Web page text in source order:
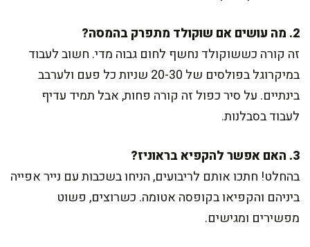
2. מה עושים אם שוקולד מתפרק בהמסה?
זה קורה כששוקולד נחשף לחום גבוה מדי. חשוב לעבוד
במיקרוגל בפולסים של 20-30 שניות כל פעם ולערבב
בינתיים. על סיר כפול זה קורה פחות, אבל תמיד עדיף
לעבוד בסבלנות.
3. האם אפשר להקפיא בראוניז?
בהחלט! חתכו אותם לריבועים, הניחו בשכבות עם נייר אפייה
ביניהם והקפיאו בקופסה אטומה. כשרוצים, פשוט
מפשירים ומגישים.